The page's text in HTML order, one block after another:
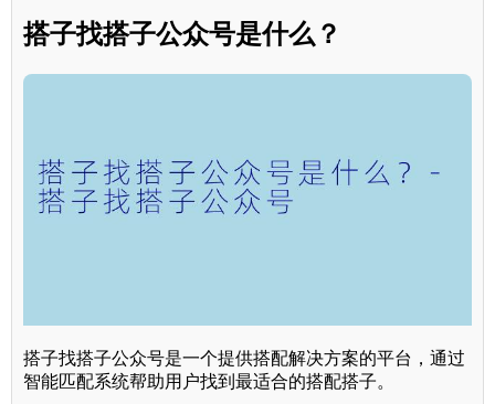
搭子找搭子公众号是什么？
搭子找搭子公众号是一个提供搭配解决方案的平台，通过
智能匹配系统帮助用户找到最适合的搭配搭子。